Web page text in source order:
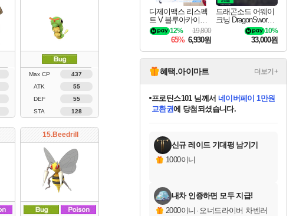
Max CP
437
ATK
55
DEF
55
STA
128
15.Beedrill
디제이맥스 리스펙
트 V 블루아카이브
팩 DJMAX RESPE
CT V Blue Archive P
ack DLC
19,800
12%
65% 6,930원
드래곤소드 어웨이
크닝 DragonSword A
10%
33,000원
혜택.아이마트 더보기+
교환.
당첨되셨습니다.
당첨되셨습니다.
당첨되셨습니다.
프로틴스101님께서 네이버페이 1만원
교환권에 당첨되셨습니다.
당첨되셨습니다.
당첨되셨습니다.
당첨되셨습니다.
당첨되셨습니다.
에디션 (스팀코드)를 교환.
당첨되셨습니다.
신규 레이드 기대평 남기기
1000이니
내차 인증하면 모두 지급!
2000이니 · 오너드라이버 차벤러